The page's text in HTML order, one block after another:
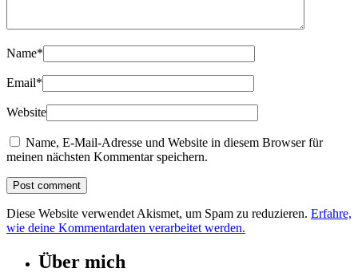
Name*
Email*
Website
Name, E-Mail-Adresse und Website in diesem Browser für
meinen nächsten Kommentar speichern.
Diese Website verwendet Akismet, um Spam zu reduzieren. Erfahre,
wie deine Kommentardaten verarbeitet werden.
Über mich